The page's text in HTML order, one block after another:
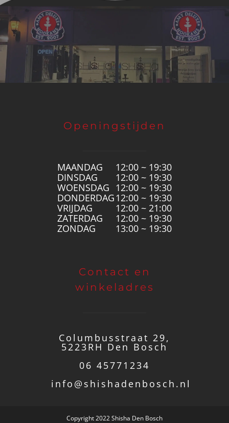
Openingstijden
MAANDAG
12:00 ~ 19:30
DINSDAG
12:00 ~ 19:30
WOENSDAG
12:00 ~ 19:30
DONDERDAG 12:00 ~ 19:30
VRIJDAG
12:00 ~ 21:00
ZATERDAG
12:00 ~ 19:30
ZONDAG
13:00 ~ 19:30
Contact en
winkeladres
Columbusstraat 29,
5223RH Den Bosch
06 45771234
info@shishadenbosch.nl
Copyright 2022 Shisha Den Bosch